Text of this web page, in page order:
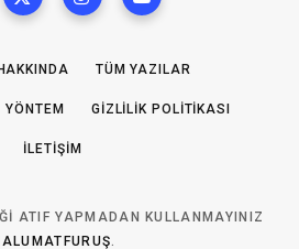
TÜM YAZILAR
YÖNTEM GIZLILIK POLITIKASI
İLETIŞIM
ATIF YAPMADAN KULLANMAYINIZ